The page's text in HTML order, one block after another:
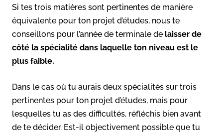
Si tes trois matières sont pertinentes de manière
équivalente pour ton projet d’études, nous te
conseillons pour l’année de terminale de laisser de
côté la spécialité dans laquelle ton niveau est le
plus faible.
Dans le cas où tu aurais deux spécialités sur trois
pertinentes pour ton projet d’études, mais pour
lesquelles tu as des difficultés, réfléchis bien avant
de te décider. Est-il objectivement possible que tu